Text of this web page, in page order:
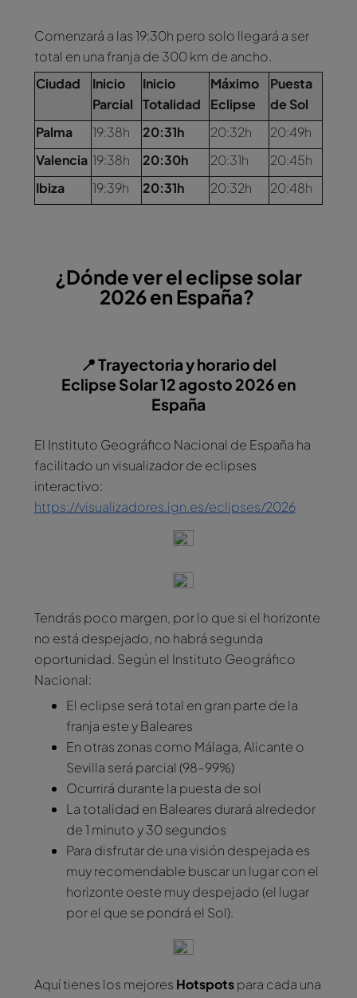
Comenzará a las 19:30h pero solo llegará a ser
total en una franja de 300 km de ancho.
Ciudad
Inicio
Parcial
Inicio
Totalidad
Máximo
Eclipse
Puesta
de Sol
Palma
19:38h 20:31h 20:32h
20:49h
Valencia 19:38h 20:30h 20:31h
20:45h
Ibiza
19:39h 20:31h 20:32h 20:48h
¿Dónde ver el eclipse solar
2026 en España?
📍 Trayectoria y horario del
Eclipse Solar 12 agosto 2026 en
España
El Instituto Geográfico Nacional de España ha
facilitado un visualizador de eclipses
interactivo:
https://visualizadores.ign.es/eclipses/2026
Tendrás poco margen, por lo que si el horizonte
no está despejado, no habrá segunda
oportunidad. Según el Instituto Geográfico
Nacional:
El eclipse será total en gran parte de la
franja este y Baleares
En otras zonas como Málaga, Alicante o
Sevilla será parcial (98–99%)
Ocurrirá durante la puesta de sol
La totalidad en Baleares durará alrededor
de 1 minuto y 30 segundos
Para disfrutar de una visión despejada es
muy recomendable buscar un lugar con el
horizonte oeste muy despejado (el lugar
por el que se pondrá el Sol).
Aquí tienes los mejores Hotspotspara cada una